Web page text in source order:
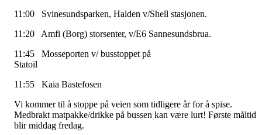
11:00 Svinesundsparken, Halden v/Shell stasjonen.
11:20 Amfi (Borg) storsenter, v/E6 Sannesundsbrua.
11:45 Mosseporten v/ busstoppet på
Statoil
11:55 Kaia Bastefosen
Vi kommer til å stoppe på veien som tidligere år for å spise.
Medbrakt matpakke/drikke på bussen kan være lurt! Første måltid
blir middag fredag.